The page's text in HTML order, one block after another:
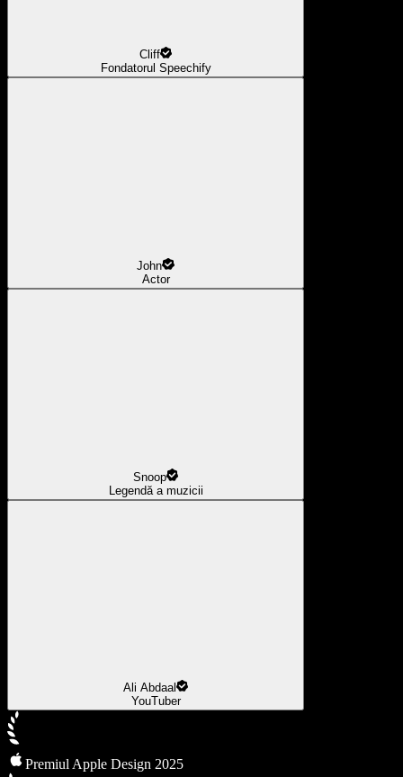
Cliff
Fondatorul Speechify
John
Actor
Snoop
Legendă a muzicii
Ali Abdaal
YouTuber
Premiul Apple Design 2025